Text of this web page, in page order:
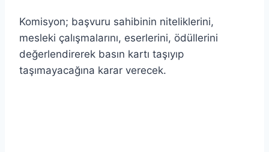
Komisyon; başvuru sahibinin niteliklerini,
mesleki çalışmalarını, eserlerini, ödüllerini
değerlendirerek basın kartı taşıyıp
taşımayacağına karar verecek.